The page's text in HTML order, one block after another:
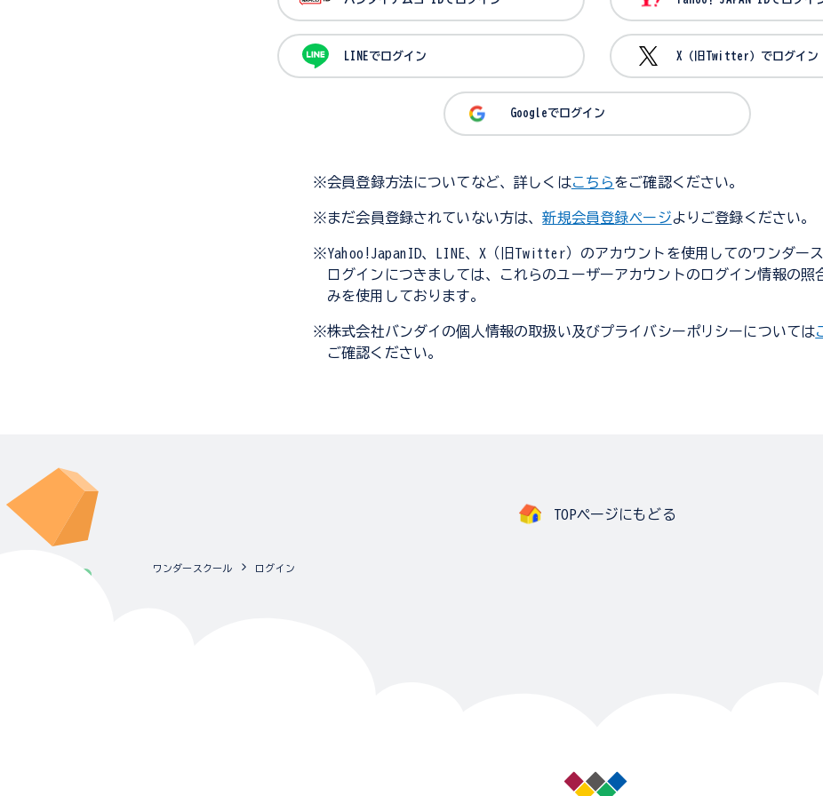
LINEでログイン X（旧Twitter）でログイン
Googleでログイン
※会員登録方法についてなど、詳しくはこちらをご確認ください。
※まだ会員登録されていない方は、新規会員登録ページよりご登録ください。
※Yahoo!JapanID、LINE、X（旧Twitter）のアカウントを使用してのワンダー
ログインにつきましては、これらのユーザーアカウントのログイン情報の照
みを使用しております。
※株式会社バンダイの個人情報の取扱い及びプライバシーポリシーについては
ご確認ください。
TOPページにもどる
ワンダースクール ログイン